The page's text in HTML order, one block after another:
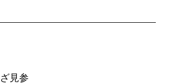
り子隊いざ見参